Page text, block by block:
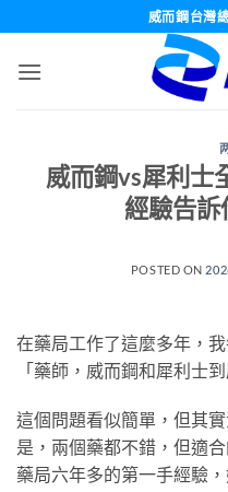
威而鋼台灣
威而鋼vs犀利士
經驗告訴
POSTED ON
在藥局工作了這麼多年，
「藥師，威而鋼和犀利士
這個問題看似簡單，但其
是，兩個藥都不錯，但適
藥局六年多的第一手經驗